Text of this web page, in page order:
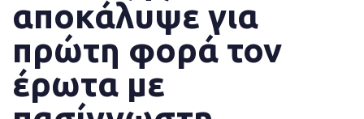
αποκάλυψε για
πρώτη φορά τον
έρωτα με